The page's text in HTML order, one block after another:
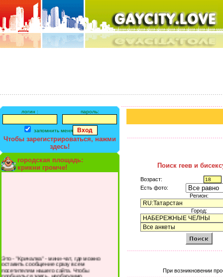
логин : пароль:
запомнить меня
Чтобы зарегистрироваться, нажми
здесь!
городская площадь:
крикни громче!
Это - "Кричалка" - мини-чат, где можно
оставить сообщение сразу всем
посетителям нашего сайта. Чтобы
пообщаться здесь, необходимо
Поиск геев и
Возраст:
Есть фото:
Регион:
Город:
При возникновении